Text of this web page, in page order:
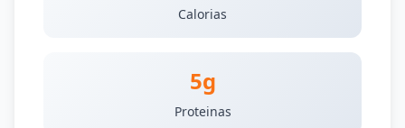
Calorias
5g
Proteinas